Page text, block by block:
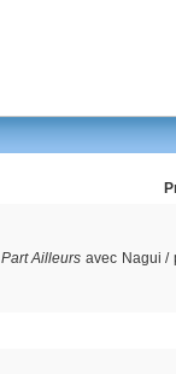
Ailleurs avec Nagui /